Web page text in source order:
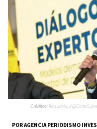
POR AGENCIA PERIODISMO
Créditos:Red social X